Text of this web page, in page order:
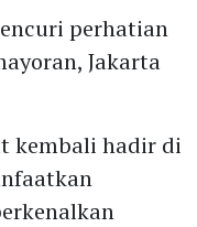
perhatian
Jakarta
kembali hadir di